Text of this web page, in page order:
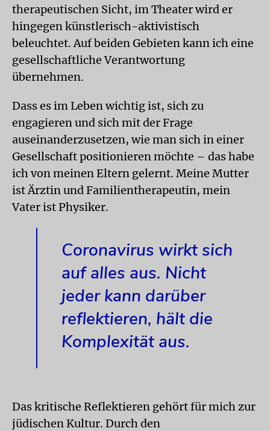
therapeutischen Sicht, im Theater wird er
hingegen künstlerisch-aktivistisch
beleuchtet. Auf beiden Gebieten kann ich eine
gesellschaftliche Verantwortung
übernehmen.
Dass es im Leben wichtig ist, sich zu
engagieren und sich mit der Frage
auseinanderzusetzen, wie man sich in einer
Gesellschaft positionieren möchte – das habe
ich von meinen Eltern gelernt. Meine Mutter
ist Ärztin und Familientherapeutin, mein
Vater ist Physiker.
Coronavirus wirkt sich
auf alles aus. Nicht
jeder kann darüber
reflektieren, hält die
Komplexität aus.
Das kritische Reflektieren gehört für mich zur
jüdischen Kultur. Durch den